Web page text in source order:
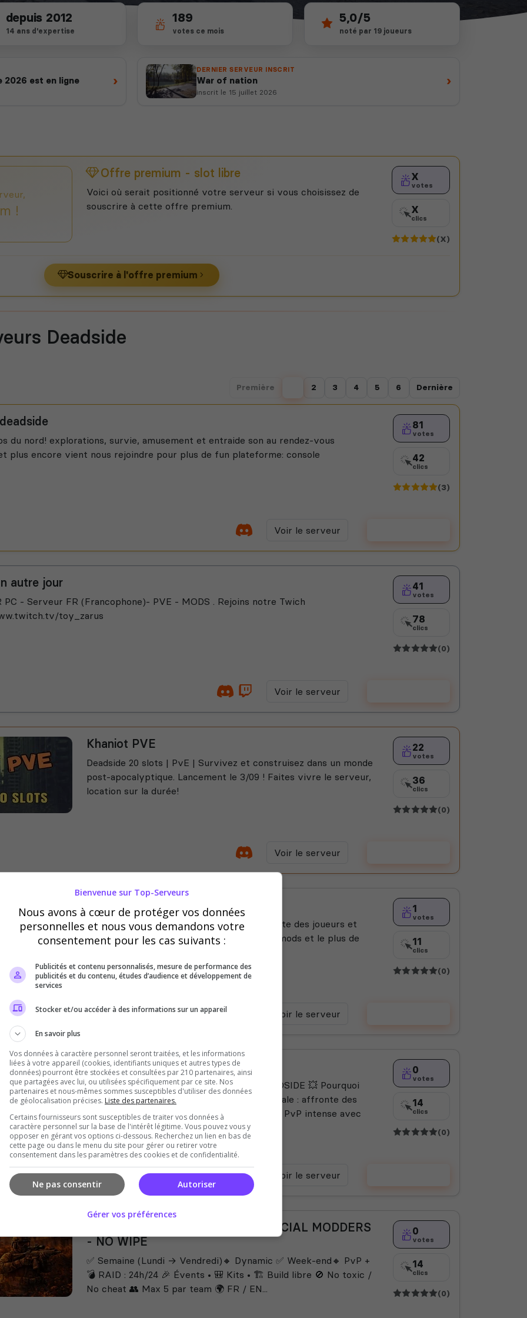
depuis 2012
14 ans d'expertise
189
votes ce mois
5,0/5
noté par 19 joueurs
2026 est en ligne ›
DERNIER SERVEUR INSCRIT
War of nation
inscrit le 15 juillet 2026
›
!
Offre premium - slot libre
Voici où serait positionné votre serveur si vous choisissez de
souscrire à cette offre premium.
X
votes
X
clics
(X)
Souscrire à l'offre premium
Deadside
Première 2 3 4 5 6 Dernière
du nord! explorations, survie, amusement et entraide son au rendez-vous
plus encore vient nous rejoindre pour plus de fun plateforme: console
81
votes
42
clics
(3)
Voir le serveur
autre jour
PC - Serveur FR (Francophone)- PVE - MODS . Rejoins notre Twich
toy_zarus
41
votes
78
clics
(0)
Voir le serveur
Khaniot PVE
Deadside 20 slots | PvE | Survivez et construisez dans un monde
post-apocalyptique. Lancement le 3/09 ! Faites vivre le serveur,
location sur la durée!
22
votes
36
clics
(0)
Voir le serveur
Chef_g_Glissez_FR_PVE
Serveur PVE Moddé les Admin sont à l'ècoute des joueurs et
sont très rèactif. Serveur ou y a le plus de mods et le plus de
1
votes
11
clics
(0)
Voir le serveur
War of nation
🌍⚔️ WAR OF NATION – LE SERVEUR DEADSIDE 💥 Pourquoi
nous rejoindre ? 🌍 Communauté internationale : affronte des
joueurs venus des quatre coins du monde ⚔️ PvP intense avec
une...
0
votes
14
clics
(0)
Voir le serveur
FR [ DEAD Z SURVIVAL ] # 1 OFFICIAL MODDERS
- NO WIPE
✅ Semaine (Lundi → Vendredi)🔸 Dynamic ✅ Week-end🔸 PvP +
💣 RAID : 24h/24 🎉 Évents • 🎒 Kits • 🏗️ Build libre 🚫 No toxic /
No cheat 👥 Max 5 par team 🌍 FR / EN...
0
votes
14
clics
(0)
Bienvenue sur Top-Serveurs
Nous avons à cœur de protéger vos données
personnelles et nous vous demandons votre
consentement pour les cas suivants :
Publicités et contenu personnalisés, mesure de performance des
publicités et du contenu, études d’audience et développement de
services
Stocker et/ou accéder à des informations sur un appareil
En savoir plus
Vos données à caractère personnel seront traitées, et les informations
liées à votre appareil (cookies, identifiants uniques et autres types de
données) pourront être stockées et consultées par 210 partenaires, ainsi
que partagées avec lui, ou utilisées spécifiquement par ce site. Nos
partenaires et nous-mêmes sommes susceptibles d'utiliser des données
de géolocalisation précises. Liste des partenaires.
Certains fournisseurs sont susceptibles de traiter vos données à
caractère personnel sur la base de l'intérêt légitime. Vous pouvez vous y
opposer en gérant vos options ci-dessous. Recherchez un lien en bas de
cette page ou dans le menu du site pour gérer ou retirer votre
consentement dans les paramètres des cookies et de confidentialité.
Autoriser
Ne pas consentir
Gérer vos préférences